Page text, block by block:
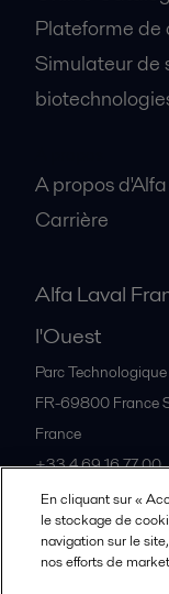
Plateforme de
Simulateur de
A propos
Carrière
Alfa Laval
l'Ouest
Parc Technologique
FR-69800 France
France
+33 4 69 16 77 00
Tous les
En cliquant sur «
le stockage de
navigation sur le
nos efforts de